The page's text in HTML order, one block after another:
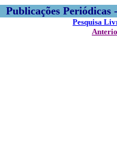
Publicações
Pesquisa